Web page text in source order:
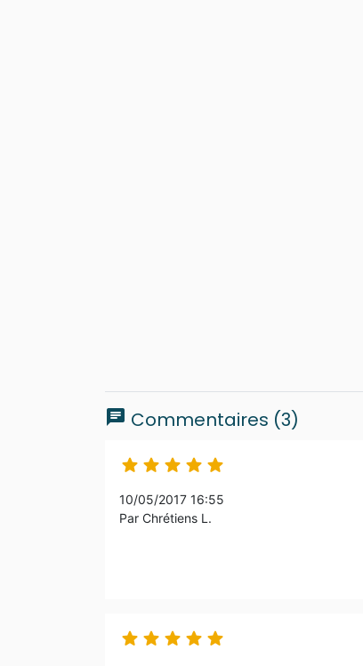
chat Commentaires (3)
    
10/05/2017 16:55
Par Chrétiens L.
    